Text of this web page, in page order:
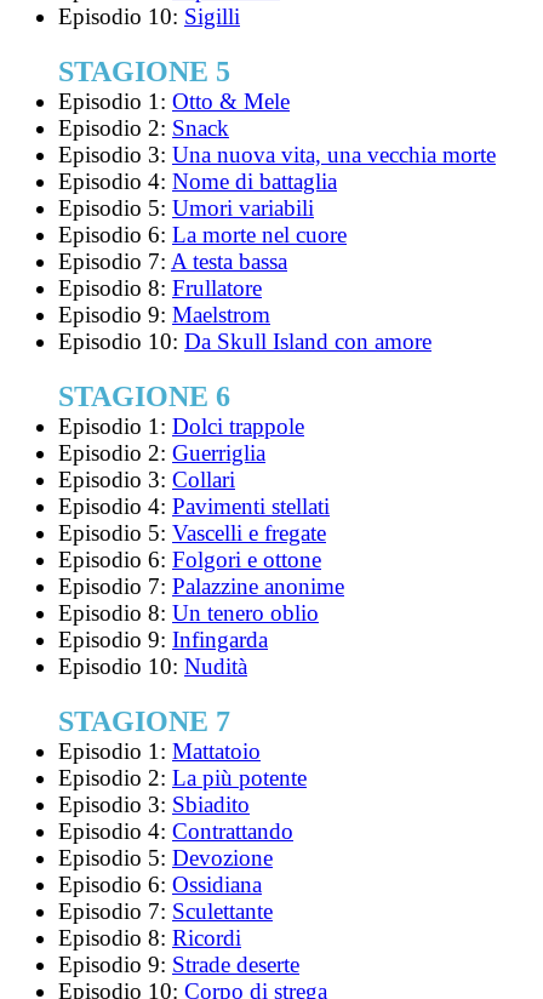
Episodio 10: Sigilli
STAGIONE 5
Episodio 1: Otto & Mele
Episodio 2: Snack
Episodio 3: Una nuova vita, una vecchia morte
Episodio 4: Nome di battaglia
Episodio 5: Umori variabili
Episodio 6: La morte nel cuore
Episodio 7: A testa bassa
Episodio 8: Frullatore
Episodio 9: Maelstrom
Episodio 10: Da Skull Island con amore
STAGIONE 6
Episodio 1: Dolci trappole
Episodio 2: Guerriglia
Episodio 3: Collari
Episodio 4: Pavimenti stellati
Episodio 5: Vascelli e fregate
Episodio 6: Folgori e ottone
Episodio 7: Palazzine anonime
Episodio 8: Un tenero oblio
Episodio 9: Infingarda
Episodio 10: Nudità
STAGIONE 7
Episodio 1: Mattatoio
Episodio 2: La più potente
Episodio 3: Sbiadito
Episodio 4: Contrattando
Episodio 5: Devozione
Episodio 6: Ossidiana
Episodio 7: Sculettante
Episodio 8: Ricordi
Episodio 9: Strade deserte
Episodio 10: Corpo di strega